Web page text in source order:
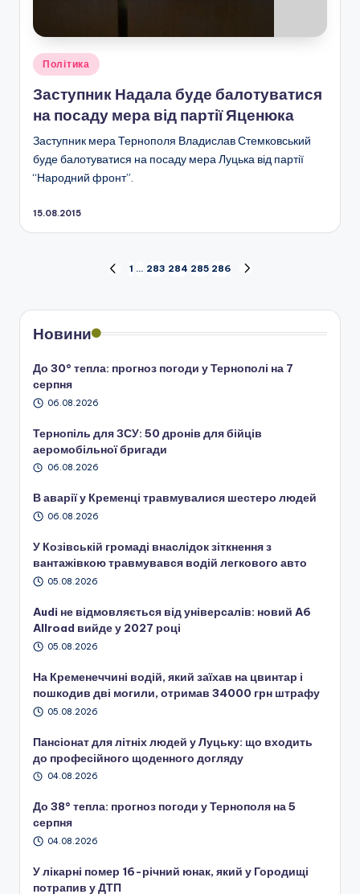
Опубліковано
Політика
Заступник Надала буде балотуватися
на посаду мера від партії Яценюка
Заступник мера Тернополя Владислав Стемковський
буде балотуватися на посаду мера Луцька від партії
“Народний фронт”.
15.08.2015
Пагінація
записів
ПОПЕРЕДНЯ
1 … 283 284 285 286
Новини
До 30° тепла: прогноз погоди у Тернополі на 7
серпня
06.08.2026
Тернопіль для ЗСУ: 50 дронів для бійців
аеромобільної бригади
06.08.2026
В аварії у Кременці травмувалися шестеро людей
06.08.2026
У Козівській громаді внаслідок зіткнення з
вантажівкою травмувався водій легкового авто
05.08.2026
Audi не відмовляється від універсалів: новий A6
Allroad вийде у 2027 році
05.08.2026
На Кременеччині водій, який заїхав на цвинтар і
пошкодив дві могили, отримав 34000 грн штрафу
05.08.2026
Пансіонат для літніх людей у Луцьку: що входить
до професійного щоденного догляду
04.08.2026
До 38° тепла: прогноз погоди у Тернополя на 5
серпня
04.08.2026
У лікарні помер 16-річний юнак, який у Городищі
потрапив у ДТП